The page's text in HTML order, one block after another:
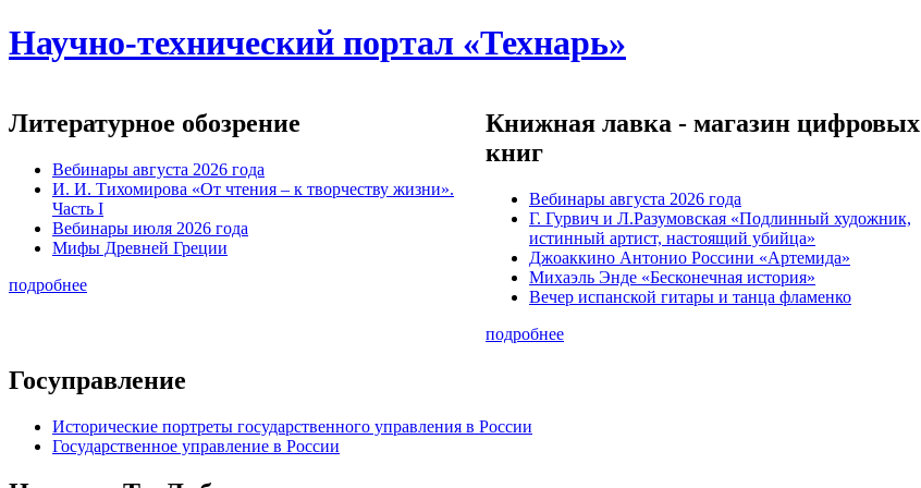
Научно-технический портал «Технарь»
Литературное обозрение
Вебинары августа 2026 года
И. И. Тихомирова «От чтения – к творчеству жизни».
Часть I
Вебинары июля 2026 года
Мифы Древней Греции
подробнее
Книжная лавка - магазин цифровых
книг
Вебинары августа 2026 года
Г. Гурвич и Л.Разумовская «Подлинный художник,
истинный артист, настоящий убийца»
Джоаккино Антонио Россини «Артемида»
Михаэль Энде «Бесконечная история»
Вечер испанской гитары и танца фламенко
подробнее
Госуправление
Исторические портреты государственного управления в России
Государственное управление в России